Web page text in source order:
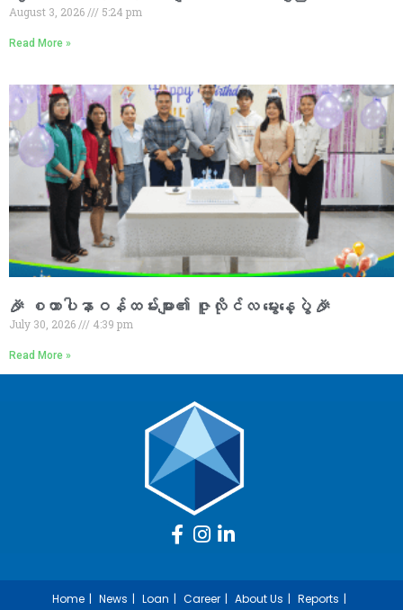
August 3, 2026 5:24 pm
Read More »
🎉 စထာပါနာဝန်ထမ်းများ၏ ဇူလိုင်လ မွေးနေ့ပွဲ 🎉
July 30, 2026 4:39 pm
Read More »
Home News Loan Career About Us
Reports